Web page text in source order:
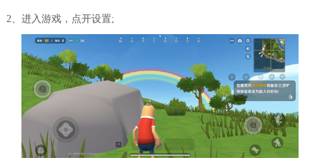
2、进入游戏，点开设置;